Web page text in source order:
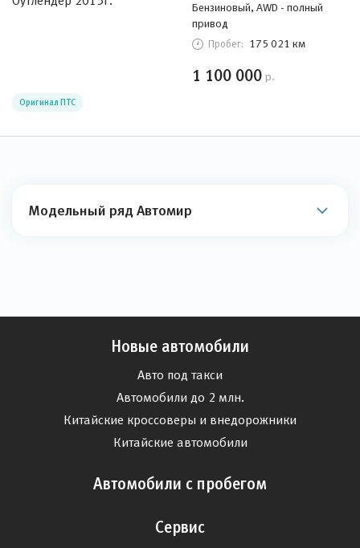
Бензиновый, AWD - полный
привод
Пробег: 175 021 км
1 100 000 р.
Оригинал ПТС
Модельный ряд Автомир
Новые автомобили
Авто под такси
Автомобили до 2 млн.
Китайские кроссоверы и внедорожники
Китайские автомобили
Автомобили с пробегом
Сервис